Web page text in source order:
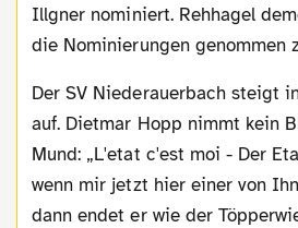
Illgner nominiert. Rehhagel
die Nominierungen genommen
Der SV Niederauerbach steigt in die Bundesliga
auf. Dietmar Hopp nimmt kein
Mund: „L'etat c'est moi - Der
wenn mir jetzt hier einer von
dann endet er wie der